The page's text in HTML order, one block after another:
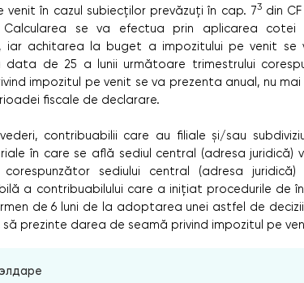
în cazul subiecților prevăzuți în cap. 73din CF
Calcularea se va efectua prin aplicarea cotei
iar achitarea la buget a impozitului pe venit se
data de 25 a lunii următoare trimestrului
impozitul pe venit se va prezenta anual, nu
fiscale de declarare.
contribuabilii care au filiale și/sau
în care se află sediul central (adresa juridică)
sediului central (adresa juridică)
a contribuabilului care a inițiat procedurile de
de 6 luni de la adoptarea unei astfel de
să prezinte darea de seamă privind impozitul pe